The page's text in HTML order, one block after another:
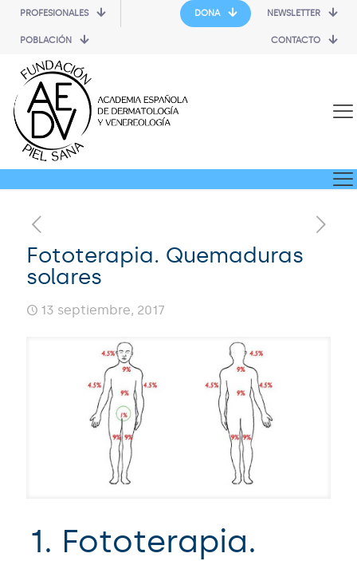
PROFESIONALES
POBLACIÓN
DONA NEWSLETTER
CONTACTO
Fototerapia. Quemaduras
solares
13 septiembre, 2017
1. Fototerapia.